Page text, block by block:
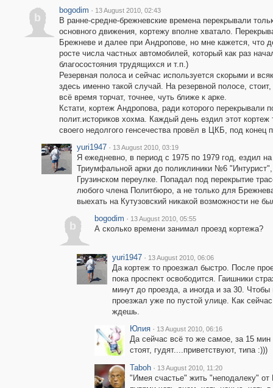
b
bogodim · 13 August 2010, 02:43
В ранне-средне-брежневские времена перекрывали
основного движения, кортежу вполне хватало.
Брежневе и далее при Андропове, но мне кажется, что
росте числа частных автомобилей, который как раз
благосостояния трудящихся и т.п.)
Резервная полоса и сейчас используется скорыми и
здесь именно такой случай. На резервной полосе,
всё время торчат, точнее, чуть ближе к арке.
Кстати, кортеж Андропова, ради которого перекрывали
полит.историков хохма. Каждый день ездил этот
своего недолгого генсечества провёл в ЦКБ, под конец
yuri1947 · 13 August 2010, 03:19
Я ежедневно, в период с 1975 по 1979 год, ездил
Триумфальной арки до поликлиники №6
Грузинском переулке. Попадал под перекрытие
любого члена Политбюро, а не только для
выехать на Кутузовский никакой возможности не
b
bogodim · 13 August 2010, 05:55
А сколько времени занимал проезд кортежа?
yuri1947 · 13 August 2010, 06:06
Да кортеж то проезжал быстро. После
пока проспект освободится. Гаишники
минут до проезда, а иногда и за 30.
проезжал уже по пустой улице. Как
ждешь.
Юлия · 13 August 2010, 06:16
Да сейчас всё то же самое, за 15
стоят, гудят....приветствуют, типа :)))
Taboh · 13 August 2010, 11:20
"Имея счастье" жить "неподалеку" от